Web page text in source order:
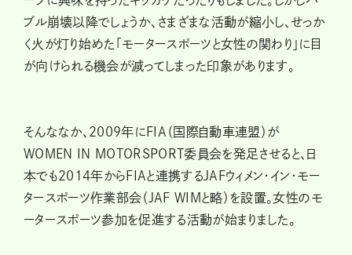
ブル崩壊以降でしょうか、さまざまな活動が縮小し、せっか
く火が灯り始めた「モータースポーツと女性の関わり」に目
が向けられる機会が減ってしまった印象があります。
そんななか、2009年にFIA（国際自動車連盟）が
WOMEN IN MOTORSPORT委員会を発足させると、日
本でも2014年からFIAと連携するJAFウィメン・イン・モー
タースポーツ作業部会（JAF WIMと略）を設置。女性のモ
ータースポーツ参加を促進する活動が始まりました。